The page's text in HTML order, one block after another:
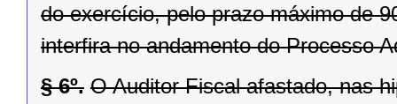
do exercício, pelo prazo máximo de
interfira no andamento do Processo
§ 6º. O Auditor Fiscal afastado, nas